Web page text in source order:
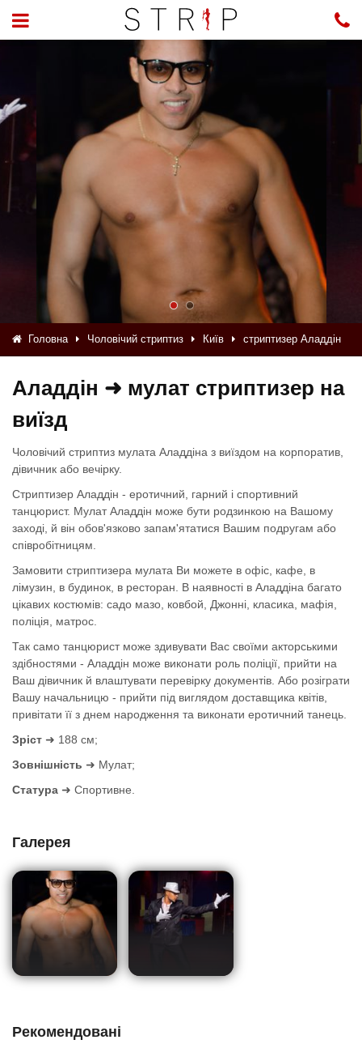
Головна Чоловічий стриптиз Київ стриптизер Аладдін
Аладдін ➜ мулат стриптизер на
виїзд
Чоловічий стриптиз мулата Аладдіна з виїздом на корпоратив,
дівичник або вечірку.
Стриптизер Аладдін - еротичний, гарний і спортивний
танцюрист. Мулат Аладдін може бути родзинкою на Вашому
заході, й він обов'язково запам'ятатися Вашим подругам або
співробітницям.
Замовити стриптизера мулата Ви можете в офіс, кафе, в
лімузин, в будинок, в ресторан. В наявності в Аладдіна багато
цікавих костюмів: садо мазо, ковбой, Джонні, класика, мафія,
поліція, матрос.
Так само танцюрист може здивувати Вас своїми акторськими
здібностями - Аладдін може виконати роль поліції, прийти на
Ваш дівичник й влаштувати перевірку документів. Або розіграти
Вашу начальницю - прийти під виглядом доставщика квітів,
привітати її з днем народження та виконати еротичний танець.
Зріст ➜ 188 см;
Зовнішність ➜ Мулат;
Статура ➜ Спортивне.
Галерея
Рекомендовані